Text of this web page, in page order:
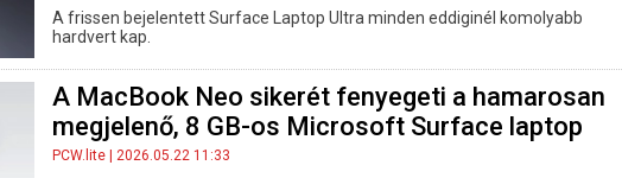
A frissen bejelentett Surface Laptop Ultra minden eddiginél komolyabb
hardvert kap.
A MacBook Neo sikerét fenyegeti a hamarosan
megjelenő, 8 GB-os Microsoft Surface laptop
PCW.lite | 2026.05.22 11:33